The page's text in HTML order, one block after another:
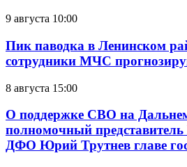
9 августа 10:00
Пик паводка в Ленинском
сотрудники МЧС
8 августа 15:00
О поддержке СВО на
полномочный
ДФО Юрий Трутнев главе